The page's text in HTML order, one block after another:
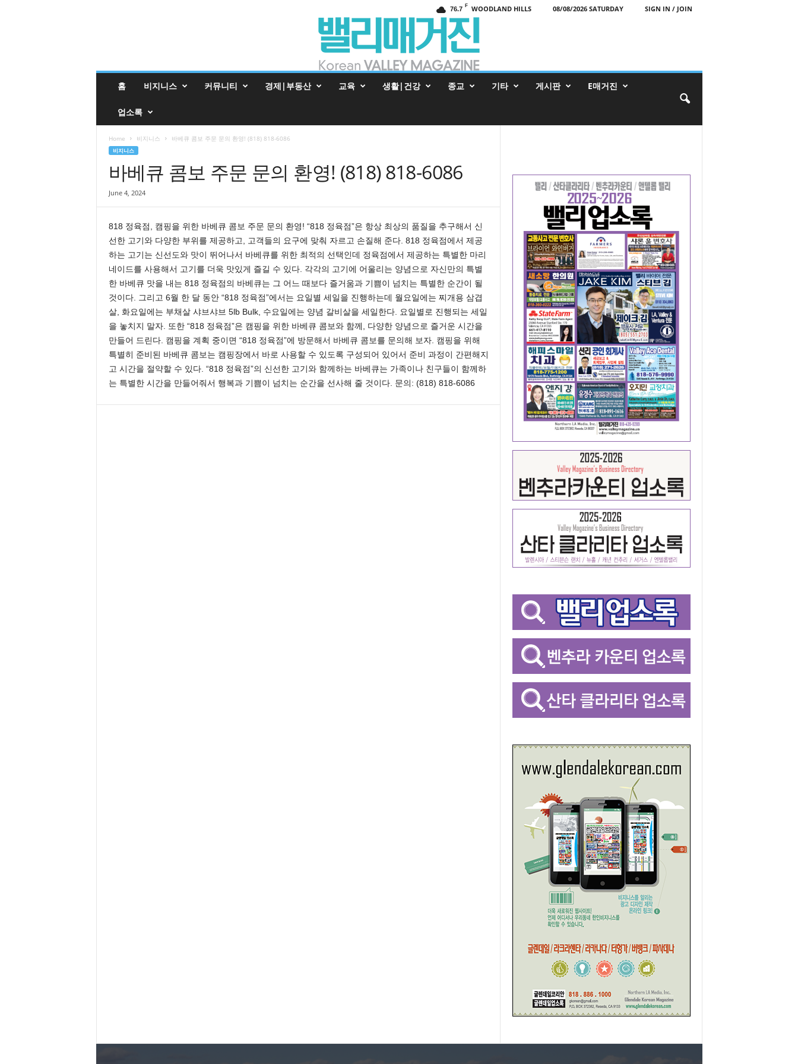
76.7 F WOODLAND HILLS 08/08/2026 SATURDAY SIGN IN / JOIN
진
홈 비지니스 커뮤니티 경제|부동산 교육 생활|건강 종교 기타 게시판 E매거진
업소록
Home 비지니스 바베큐 콤보 주문 문의 환영! (818) 818-6086
비지니스
바베큐 콤보 주문 문의 환영! (818) 818-6086
June 4, 2024
818 정육점, 캠핑을 위한 바베큐 콤보 주문 문의 환영! “818 정육점”은 항상 최상의 품질을 추구해서 신
선한 고기와 다양한 부위를 제공하고, 고객들의 요구에 맞춰 자르고 손질해 준다. 818 정육점에서 제공
하는 고기는 신선도와 맛이 뛰어나서 바베큐를 위한 최적의 선택인데 정육점에서 제공하는 특별한 마리
네이드를 사용해서 고기를 더욱 맛있게 즐길 수 있다. 각각의 고기에 어울리는 양념으로 자신만의 특별
한 바베큐 맛을 내는 818 정육점의 바베큐는 그 어느 때보다 즐거움과 기쁨이 넘치는 특별한 순간이 될
것이다. 그리고 6월 한 달 동안 “818 정육점”에서는 요일별 세일을 진행하는데 월요일에는 찌개용 삼겹
살, 화요일에는 부채살 샤브샤브 5lb Bulk, 수요일에는 양념 갈비살을 세일한다. 요일별로 진행되는 세일
을 놓치지 말자. 또한 “818 정육점”은 캠핑을 위한 바베큐 콤보와 함께, 다양한 양념으로 즐거운 시간을
만들어 드린다. 캠핑을 계획 중이면 “818 정육점”에 방문해서 바베큐 콤보를 문의해 보자. 캠핑을 위해
특별히 준비된 바베큐 콤보는 캠핑장에서 바로 사용할 수 있도록 구성되어 있어서 준비 과정이 간편해지
고 시간을 절약할 수 있다. “818 정육점”의 신선한 고기와 함께하는 바베큐는 가족이나 친구들이 함께하
는 특별한 시간을 만들어줘서 행복과 기쁨이 넘치는 순간을 선사해 줄 것이다. 문의: (818) 818-6086